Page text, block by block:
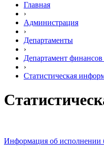
Главная
›
Администрация
›
Департаменты
›
Департамент
›
Статистическая
Информация об исполнении